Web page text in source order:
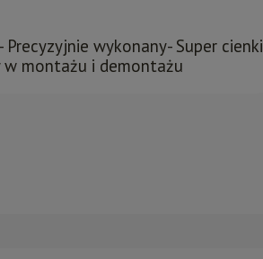
wykonany- Super cienki
w montażu i demontażu